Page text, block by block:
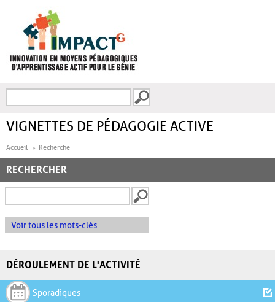
FORMULAIRE DE
VIGNETTES DE PÉDAGOGIE ACTIVE
Accueil Recherche
RECHERCHER
Voir tous les mots-clés
DÉROULEMENT DE L'ACTIVITÉ
Sporadiques